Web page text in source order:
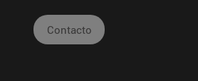
Contacto